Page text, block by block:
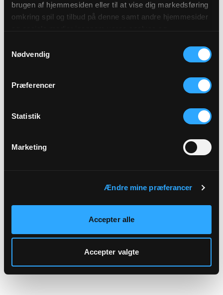
brugen af hjemmesiden eller til at vise dig markedsføring
omkring spil og tilbud på denne samt andre hjemmesider
af cookies under "Detaljer" eller ved at klikke videre til
vores Cookiepolitik, som du finder i bunden af vores
Nødvendig
Præferencer
Statistik
Marketing
Ændre mine præferancer
Accepter alle
Accepter valgte